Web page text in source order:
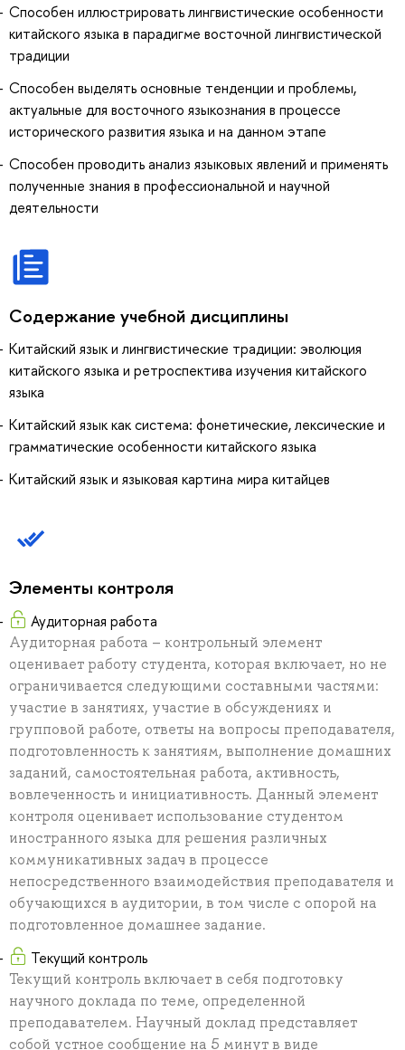
Способен иллюстрировать лингвистические особенности
китайского языка в парадигме восточной лингвистической
традиции
Способен выделять основные тенденции и проблемы,
актуальные для восточного языкознания в процессе
исторического развития языка и на данном этапе
Способен проводить анализ языковых явлений и применять
полученные знания в профессиональной и научной
деятельности
Содержание учебной дисциплины
Китайский язык и лингвистические традиции: эволюция
китайского языка и ретроспектива изучения китайского
языка
Китайский язык как система: фонетические, лексические и
грамматические особенности китайского языка
Китайский язык и языковая картина мира китайцев
Элементы контроля
Аудиторная работа
Аудиторная работа – контрольный элемент
оценивает работу студента, которая включает, но не
ограничивается следующими составными частями:
участие в занятиях, участие в обсуждениях и
групповой работе, ответы на вопросы преподавателя,
подготовленность к занятиям, выполнение домашних
заданий, самостоятельная работа, активность,
вовлеченность и инициативность. Данный элемент
контроля оценивает использование студентом
иностранного языка для решения различных
коммуникативных задач в процессе
непосредственного взаимодействия преподавателя и
обучающихся в аудитории, в том числе с опорой на
подготовленное домашнее задание.
Текущий контроль
Текущий контроль включает в себя подготовку
научного доклада по теме, определенной
преподавателем. Научный доклад представляет
собой устное сообщение на 5 минут в виде